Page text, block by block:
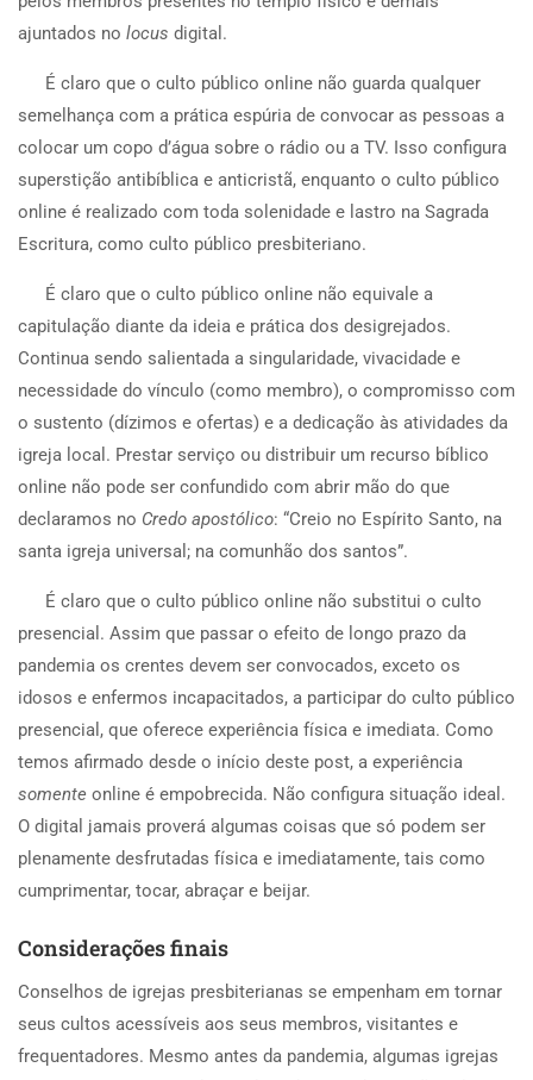
ajuntados no locus digital.
É claro que o culto público online não guarda qualquer
semelhança com a prática espúria de convocar as pessoas a
colocar um copo d’água sobre o rádio ou a TV. Isso configura
superstição antibíblica e anticristã, enquanto o culto público
online é realizado com toda solenidade e lastro na Sagrada
Escritura, como culto público presbiteriano.
É claro que o culto público online não equivale a
capitulação diante da ideia e prática dos desigrejados.
Continua sendo salientada a singularidade, vivacidade e
necessidade do vínculo (como membro), o compromisso com
o sustento (dízimos e ofertas) e a dedicação às atividades da
igreja local. Prestar serviço ou distribuir um recurso bíblico
online não pode ser confundido com abrir mão do que
declaramos no Credo apostólico: “Creio no Espírito Santo, na
santa igreja universal; na comunhão dos santos”.
É claro que o culto público online não substitui o culto
presencial. Assim que passar o efeito de longo prazo da
pandemia os crentes devem ser convocados, exceto os
idosos e enfermos incapacitados, a participar do culto público
presencial, que oferece experiência física e imediata. Como
temos afirmado desde o início deste post, a experiência
somente online é empobrecida. Não configura situação ideal.
O digital jamais proverá algumas coisas que só podem ser
plenamente desfrutadas física e imediatamente, tais como
cumprimentar, tocar, abraçar e beijar.
Considerações finais
Conselhos de igrejas presbiterianas se empenham em tornar
seus cultos acessíveis aos seus membros, visitantes e
frequentadores. Mesmo antes da pandemia, algumas igrejas